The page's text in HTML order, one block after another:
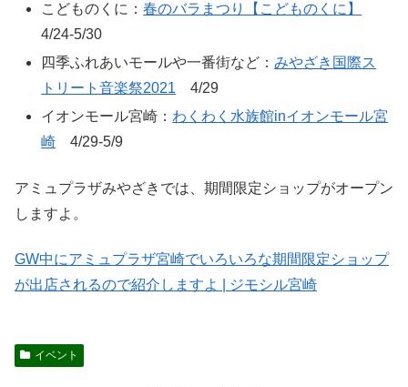
こどものくに：春のバラまつり【こどものくに】
4/24-5/30
四季ふれあいモールや一番街など：みやざき国際ス
トリート音楽祭2021 4/29
イオンモール宮崎： わくわく水族館inイオンモール宮
崎 4/29-5/9
アミュプラザみやざきでは、期間限定ショップがオープン
しますよ。
GW中にアミュプラザ宮崎でいろいろな期間限定ショップ
が出店されるので紹介しますよ | ジモシル宮崎
イベント